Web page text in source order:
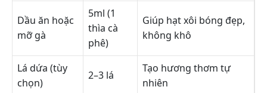
Dầu ăn hoặc
mỡ gà
5ml (1
thìa cà
phê)
Giúp hạt xôi bóng đẹp,
không khô
Lá dứa (tùy
chọn)
2–3 lá
Tạo hương thơm tự
nhiên